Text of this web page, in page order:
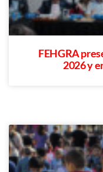
FEHGRA
2026 y